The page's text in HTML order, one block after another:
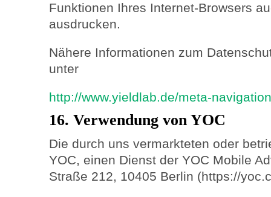
Funktionen Ihres Internet-Browsers
ausdrucken.
Nähere Informationen zum
unter
http://www.yieldlab.de/meta-
16. Verwendung von YOC
Die durch uns vermarkteten oder
YOC, einen Dienst der YOC Mobile
Straße 212, 10405 Berlin (https://